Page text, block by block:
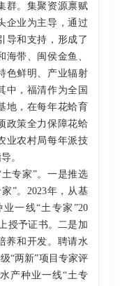
。集聚资源禀赋
企业为主导，通过
导和支持，形成了
带、闽侯金鱼、
色鲜明、产业辐射
中，福清作为全国
地，在每年花蛤育
政策全力保障花蛤
业农村局每年派技
。
专家”。一是推选
”。2023年，从基
一线“土专家”20
授予证书。二是加
养和开发。聘请水
“两新”项目专家评
产种业一线“土专